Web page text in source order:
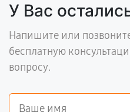
У Вас
Напишите или
бесплатную
вопросу.